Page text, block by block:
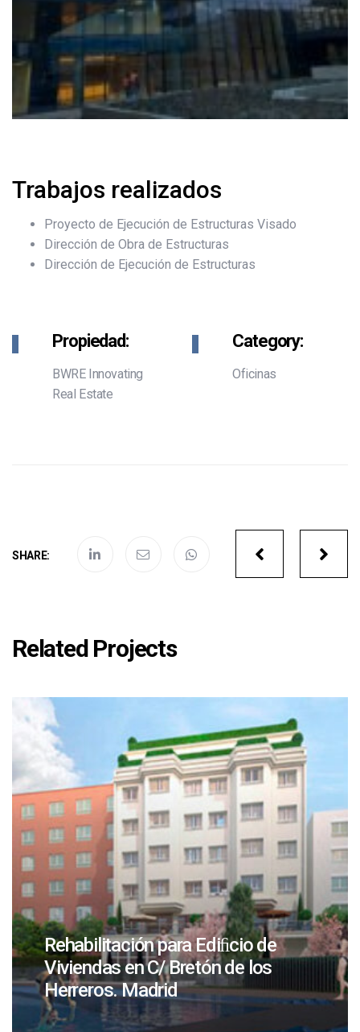
Trabajos realizados
Proyecto de Ejecución de Estructuras Visado
Dirección de Obra de Estructuras
Dirección de Ejecución de Estructuras
Propiedad:
BWRE Innovating
Real Estate
Category:
Oficinas
SHARE:
Portfolio
Related Projects
Rehabilitación para Ediﬁcio de
Viviendas en C/ Bretón de los
Herreros. Madrid